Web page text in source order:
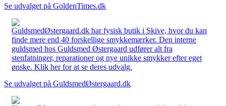
Se udvalget på GoldenTimes.dk
GuldsmedØstergaard.dk har fysisk butik i Skive, hvor du kan
finde mere end 40 forskellige smykkemærker. Den interne
guldsmed hos Guldsmed Østergaard udfører alt fra
stenfatninger, reparationer og nye unikke smykker efter eget
ønske. Klik her for at se deres udvalg.
Se udvalget på GuldsmedØstergaard.dk